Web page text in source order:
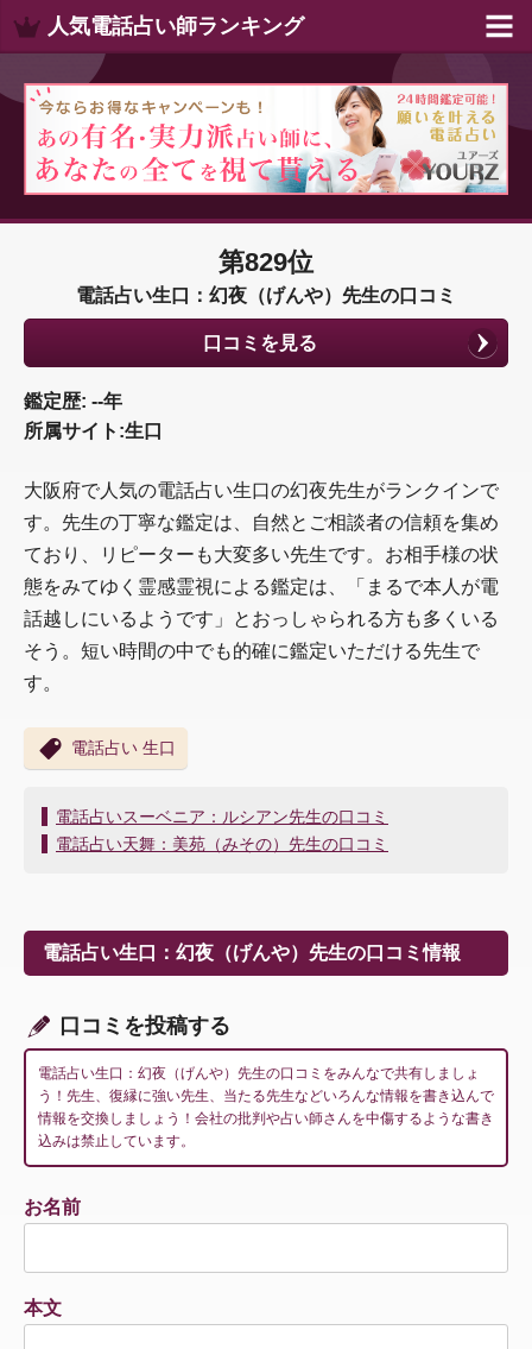
人気電話占い師ランキング
第829位
電話占い生口：幻夜（げんや）先生の口コミ
口コミを見る
鑑定歴: --年
所属サイト:生口
大阪府で人気の電話占い生口の幻夜先生がランクインで
す。先生の丁寧な鑑定は、自然とご相談者の信頼を集め
ており、リピーターも大変多い先生です。お相手様の状
態をみてゆく霊感霊視による鑑定は、「まるで本人が電
話越しにいるようです」とおっしゃられる方も多くいる
そう。短い時間の中でも的確に鑑定いただける先生で
す。
電話占い 生口
投
稿
ー
シ
ン
電話占いスーベニア：ルシアン先生の口コミ
電話占い天舞：美苑（みその）先生の口コミ
電話占い生口：幻夜（げんや）先生の口コミ情報
口コミを投稿する
電話占い生口：幻夜（げんや）先生の口コミをみんなで共有しましょ
う！先生、復縁に強い先生、当たる先生などいろんな情報を書き込んで
情報を交換しましょう！会社の批判や占い師さんを中傷するような書き
込みは禁止しています。
お名前
本文